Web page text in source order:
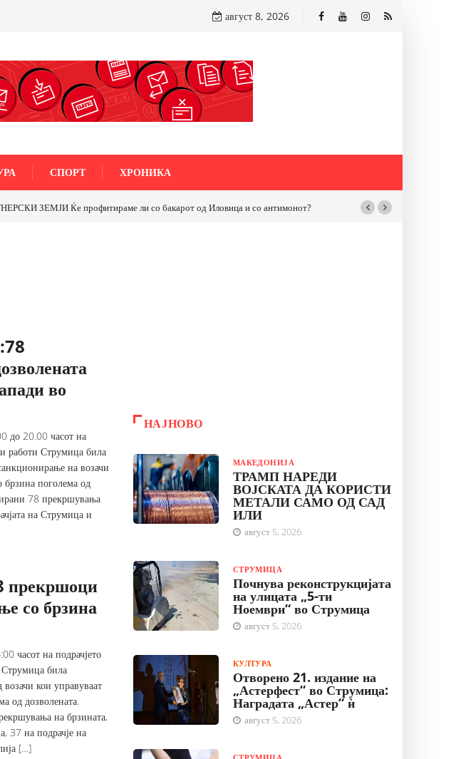
август 8, 2026
СПОРТ ХРОНИКА
Ќе профитираме ли со бакарот од Иловица и со антимонот?
во
до 20.00 часот на
работи Струмица била
на возачи
брзина поголема од
78 прекршувања
на Струмица и
прекршоци
со брзина
часот на подрачјето
била
возачи кои управуваат
од дозволената.
на брзината,
37 на подрачје на
[…]
НАЈНОВО
МАКЕДОНИЈА
ТРАМП НАРЕДИ
ВОЈСКАТА ДА КОРИСТИ
МЕТАЛИ САМО ОД САД
ИЛИ
август 5, 2026
СТРУМИЦА
Почнува реконструкцијата
на улицата „5-ти
Ноември“ во Струмица
август 5, 2026
КУЛТУРА
Отворено 21. издание на
„Астерфест“ во Струмица:
Наградата „Астер“ ѝ
август 5, 2026